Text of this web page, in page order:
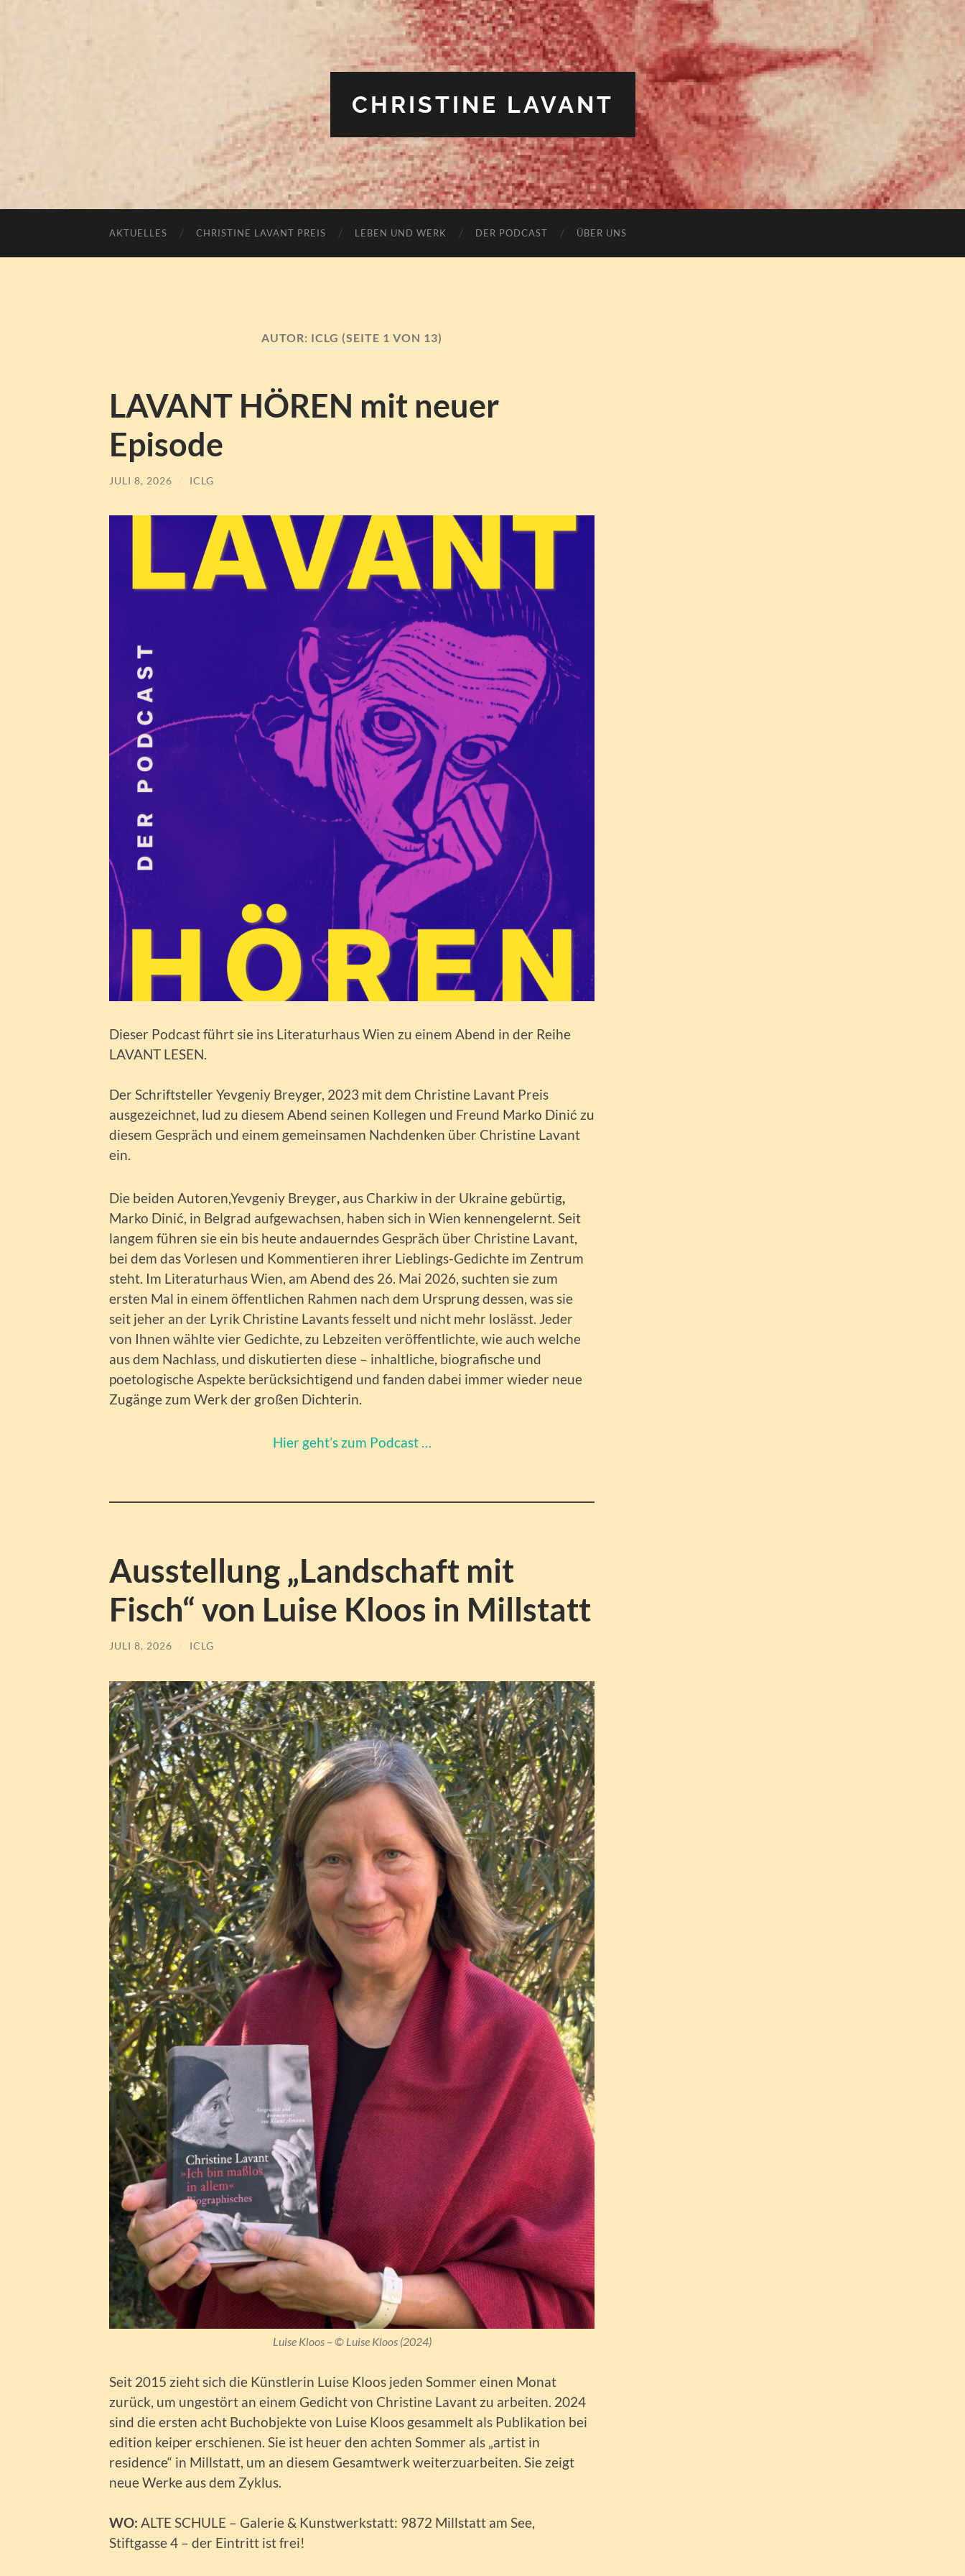
CHRISTINE LAVANT
AKTUELLES CHRISTINE LAVANT PREIS LEBEN UND WERK DER PODCAST ÜBER UNS
AUTOR: ICLG (SEITE 1 VON 13)
LAVANT HÖREN mit neuer
Episode
JULI 8, 2026 / ICLG
Dieser Podcast führt sie ins Literaturhaus Wien zu einem Abend in der Reihe
LAVANT LESEN.
Der Schriftsteller Yevgeniy Breyger, 2023 mit dem Christine Lavant Preis
ausgezeichnet, lud zu diesem Abend seinen Kollegen und Freund Marko Dinić zu
diesem Gespräch und einem gemeinsamen Nachdenken über Christine Lavant
ein.
Die beiden Autoren,Yevgeniy Breyger, aus Charkiw in der Ukraine gebürtig,
Marko Dinić, in Belgrad aufgewachsen, haben sich in Wien kennengelernt. Seit
langem führen sie ein bis heute andauerndes Gespräch über Christine Lavant,
bei dem das Vorlesen und Kommentieren ihrer Lieblings-Gedichte im Zentrum
steht. Im Literaturhaus Wien, am Abend des 26. Mai 2026, suchten sie zum
ersten Mal in einem öffentlichen Rahmen nach dem Ursprung dessen, was sie
seit jeher an der Lyrik Christine Lavants fesselt und nicht mehr loslässt. Jeder
von Ihnen wählte vier Gedichte, zu Lebzeiten veröffentlichte, wie auch welche
aus dem Nachlass, und diskutierten diese – inhaltliche, biografische und
poetologische Aspekte berücksichtigend und fanden dabei immer wieder neue
Zugänge zum Werk der großen Dichterin.
Hier geht’s zum Podcast …
Ausstellung „Landschaft mit
Fisch“ von Luise Kloos in Millstatt
JULI 8, 2026 / ICLG
Luise Kloos – © Luise Kloos (2024)
Seit 2015 zieht sich die Künstlerin Luise Kloos jeden Sommer einen Monat
zurück, um ungestört an einem Gedicht von Christine Lavant zu arbeiten. 2024
sind die ersten acht Buchobjekte von Luise Kloos gesammelt als Publikation bei
edition keiper erschienen. Sie ist heuer den achten Sommer als „artist in
residence“ in Millstatt, um an diesem Gesamtwerk weiterzuarbeiten. Sie zeigt
neue Werke aus dem Zyklus.
WO: ALTE SCHULE – Galerie & Kunstwerkstatt: 9872 Millstatt am See,
Stiftgasse 4 – der Eintritt ist frei!